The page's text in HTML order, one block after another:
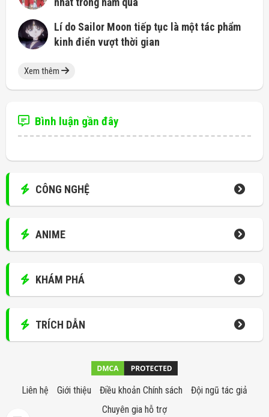
Lí do Sailor Moon tiếp tục là một tác phẩm
kinh điển vượt thời gian
Xem thêm
Bình luận gần đây
CÔNG NGHỆ
ANIME
KHÁM PHÁ
TRÍCH DẪN
Liên hệ Giới thiệu Điều khoản Chính sách
Đội ngũ tác giả
Chuyên gia hỗ trợ